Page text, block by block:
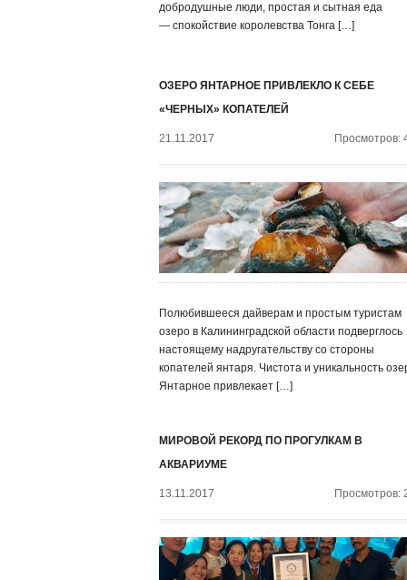
добродушные люди, простая и сытная еда
— спокойствие королевства Тонга […]
ОЗЕРО ЯНТАРНОЕ ПРИВЛЕКЛО К СЕБЕ
«ЧЕРНЫХ» КОПАТЕЛЕЙ
21.11.2017 Просмотров:
Полюбившееся дайверам и простым туристам
озеро в Калининградской области подверглось
настоящему надругательству со стороны
копателей янтаря. Чистота и уникальность
Янтарное привлекает […]
МИРОВОЙ РЕКОРД ПО ПРОГУЛКАМ В
АКВАРИУМЕ
13.11.2017 Просмотров: